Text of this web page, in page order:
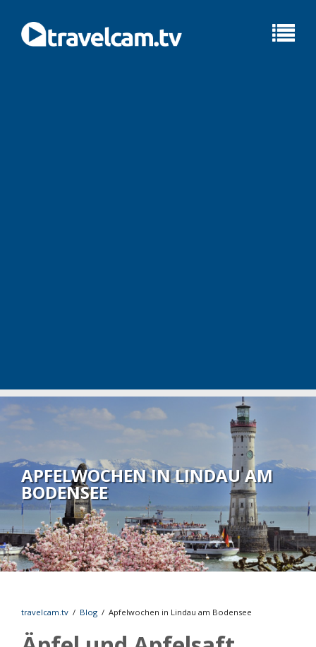
APFELWOCHEN IN LINDAU AM
BODENSEE
travelcam.tv / Blog / Apfelwochen in Lindau am Bodensee